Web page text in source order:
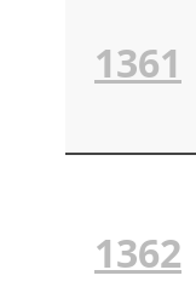
1361
1362